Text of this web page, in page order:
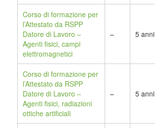
Corso di formazione per
l’Attestato da RSPP
Datore di Lavoro –
Agenti fisici, campi
elettromagnetici
– 5 anni
Corso di formazione per
l’Attestato da RSPP
Datore di Lavoro –
Agenti fisici, radiazioni
ottiche artificiali
– 5 anni